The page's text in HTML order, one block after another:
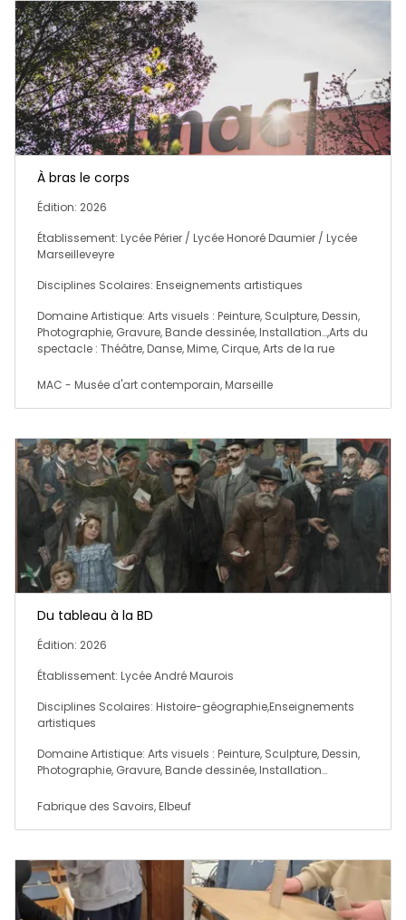
À bras le corps
Édition: 2026
Établissement: Lycée Périer / Lycée Honoré Daumier / Lycée
Marseilleveyre
Disciplines Scolaires: Enseignements artistiques
Domaine Artistique: Arts visuels : Peinture, Sculpture, Dessin,
Photographie, Gravure, Bande dessinée, Installation…,Arts du
spectacle : Théâtre, Danse, Mime, Cirque, Arts de la rue
MAC - Musée d'art contemporain, Marseille
Du tableau à la BD
Édition: 2026
Établissement: Lycée André Maurois
Disciplines Scolaires: Histoire-géographie,Enseignements
artistiques
Domaine Artistique: Arts visuels : Peinture, Sculpture, Dessin,
Photographie, Gravure, Bande dessinée, Installation…
Fabrique des Savoirs, Elbeuf